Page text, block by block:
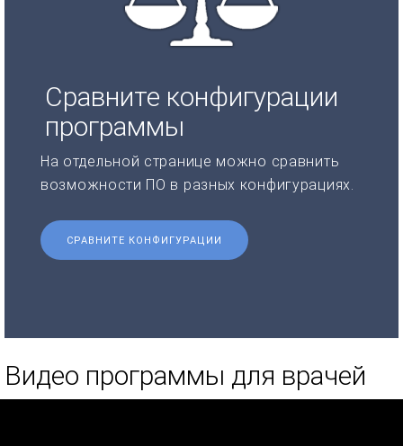
Сравните конфигурации
программы
На отдельной странице можно сравнить
возможности ПО в разных конфигурациях.
СРАВНИТЕ КОНФИГУРАЦИИ
Видео программы для врачей